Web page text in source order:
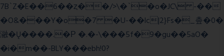
7B`Z�E��6��ȥ��/>\�`�o�JC\ -��
�O&���Y�o�7 �U-��lc|2}Fs�_촢�0�
瀜�Ų����.�Ρ �.�-\���5f�9�gu��5aO�
�i�m��-BLY���ebh!0?